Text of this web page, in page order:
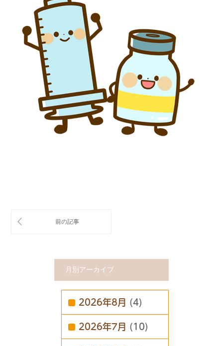
月別アーカイブ
2026年8月 (4)
2026年7月 (10)